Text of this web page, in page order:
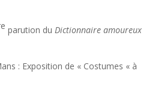
parution du Dictionnaire amoureux
: Exposition de « Costumes « à